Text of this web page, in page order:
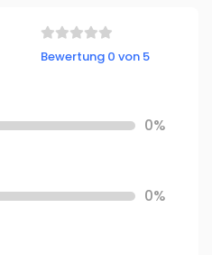
Bewertung 0 von 5
0%
0%